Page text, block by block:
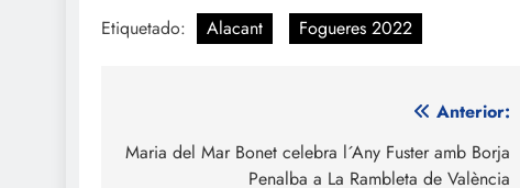
Etiquetado: Alacant Fogueres 2022
de
Anterior:
Maria del Mar Bonet celebra l´Any Fuster amb Borja
Penalba a La Rambleta de València